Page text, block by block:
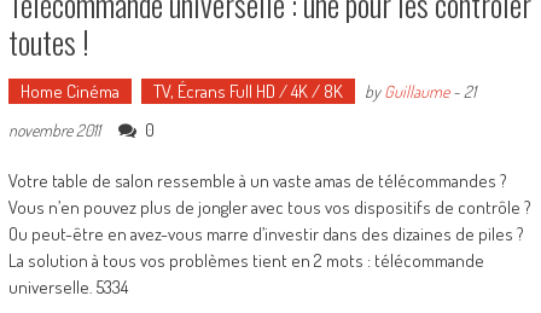
toutes !
Home Cinéma TV, Écrans Full HD / 4K / 8K byGuillaume- 21
novembre 2011
0
Votre table de salon ressemble à un vaste amas de télécommandes ?
Vous n’en pouvez plus de jongler avec tous vos dispositifs de contrôle ?
Ou peut-être en avez-vous marre d’investir dans des dizaines de piles ?
La solution à tous vos problèmes tient en 2 mots : télécommande
universelle. 5334